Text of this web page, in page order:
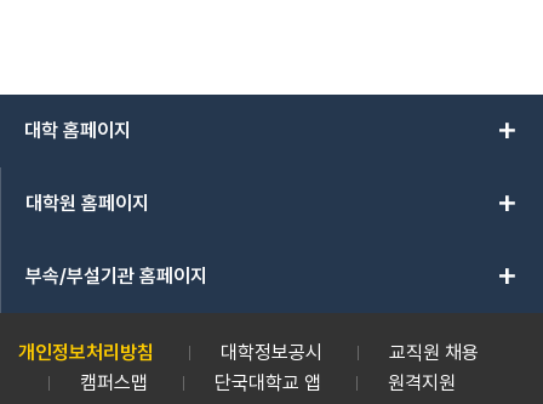
대학 홈페이지 add
대학원 홈페이지 add
부속/부설기관 홈페이지 add
개인정보처리방침 대학정보공시
교직원 채용
캠퍼스맵
단국대학교 앱 원격지원